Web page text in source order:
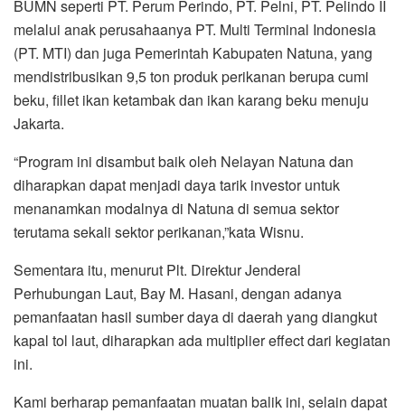
BUMN seperti PT. Perum Perindo, PT. Pelni, PT. Pelindo II
melalui anak perusahaanya PT. Multi Terminal Indonesia
(PT. MTI) dan juga Pemerintah Kabupaten Natuna, yang
mendistribusikan 9,5 ton produk perikanan berupa cumi
beku, fillet ikan ketambak dan ikan karang beku menuju
Jakarta.
“Program ini disambut baik oleh Nelayan Natuna dan
diharapkan dapat menjadi daya tarik investor untuk
menanamkan modalnya di Natuna di semua sektor
terutama sekali sektor perikanan,”kata Wisnu.
Sementara itu, menurut Plt. Direktur Jenderal
Perhubungan Laut, Bay M. Hasani, dengan adanya
pemanfaatan hasil sumber daya di daerah yang diangkut
kapal tol laut, diharapkan ada multiplier effect dari kegiatan
ini.
Kami berharap pemanfaatan muatan balik ini, selain dapat